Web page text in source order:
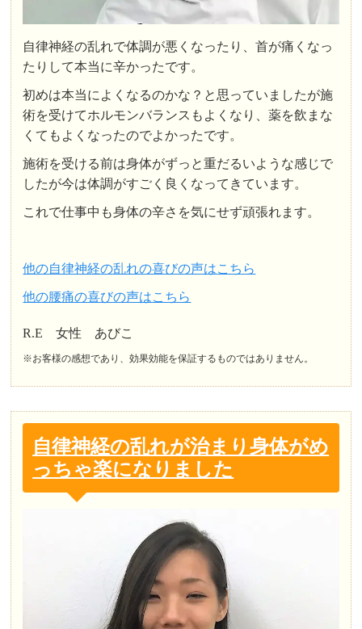
自律神経の乱れで体調が悪くなったり、首が痛くなっ
たりして本当に辛かったです。
初めは本当によくなるのかな？と思っていましたが施
術を受けてホルモンバランスもよくなり、薬を飲まな
くてもよくなったのでよかったです。
施術を受ける前は身体がずっと重だるいような感じで
したが今は体調がすごく良くなってきています。
これで仕事中も身体の辛さを気にせず頑張れます。
他の自律神経の乱れの喜びの声はこちら
他の腰痛の喜びの声はこちら
R.E 女性 あびこ
※お客様の感想であり、効果効能を保証するものではありません。
自律神経の乱れが治まり身体がめ
っちゃ楽になりました